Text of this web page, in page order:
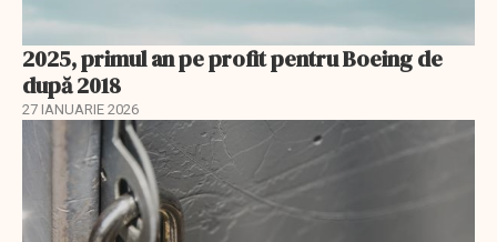
2025, primul an pe profit pentru Boeing de
după 2018
27 IANUARIE 2026